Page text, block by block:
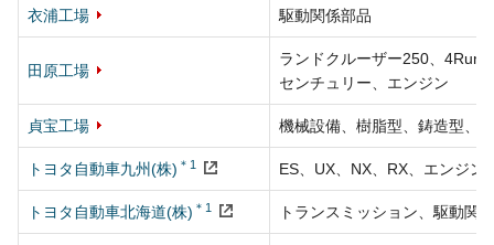
衣浦工場 駆動関係部品
田原工場
ランドクルーザー250、
センチュリー、 エンジン
貞宝工場 機械設備、樹脂型、鋳造型、
トヨタ自動車九州(株) ＊1 ES、 UX、 NX、 RX、 エンジン
トヨタ自動車北海道(株) ＊1 トランスミッション、駆動関